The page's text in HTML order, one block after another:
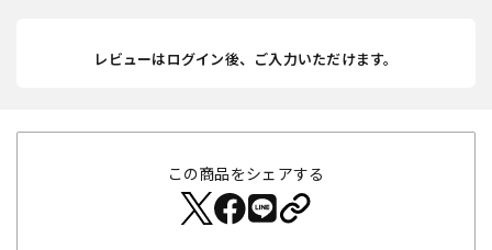
レビューはログイン後、ご入力いただけます。
この商品をシェアする